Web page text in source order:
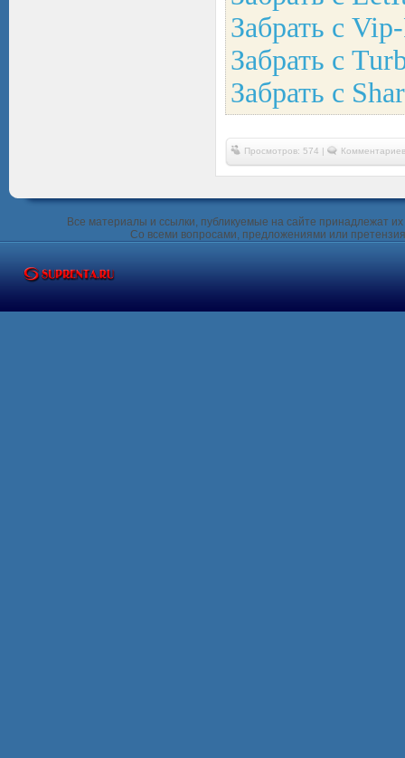
Забрать с
Забрать с
Забрать с
Просмотров: 574 |
Все материалы и ссылки, публикуемые на сайте принадлежат
Со всеми вопросами, предложениями или